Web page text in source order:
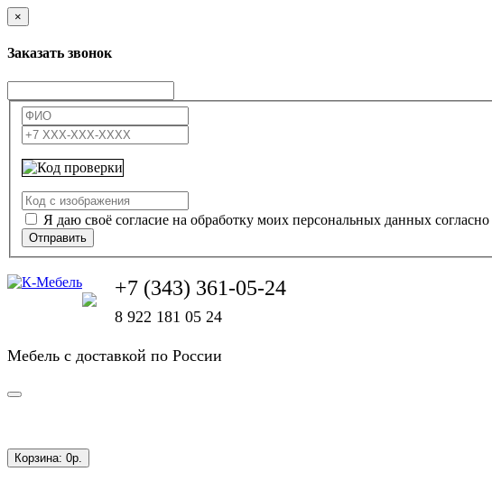
×
Заказать звонок
Я даю своё согласие на обработку моих персональных данных согласно
Отправить
+7 (343) 361-05-24
8 922 181 05 24
Мебель с доставкой по России
Корзина: 0р.